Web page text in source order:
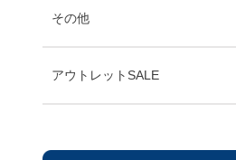
その他
アウトレットSALE